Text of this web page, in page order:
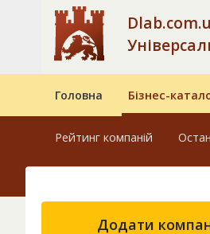
Головна Бізнес-
Рейтинг компаній
Додати